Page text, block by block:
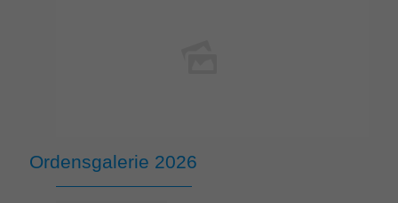
Ordensgalerie 2026